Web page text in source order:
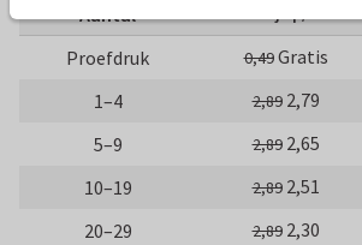
Aantal
Proefdruk 0,49Gratis
1–4
2,89 2,79
5–9
2,89 2,65
10–19
2,89 2,51
20–29
2,89 2,30